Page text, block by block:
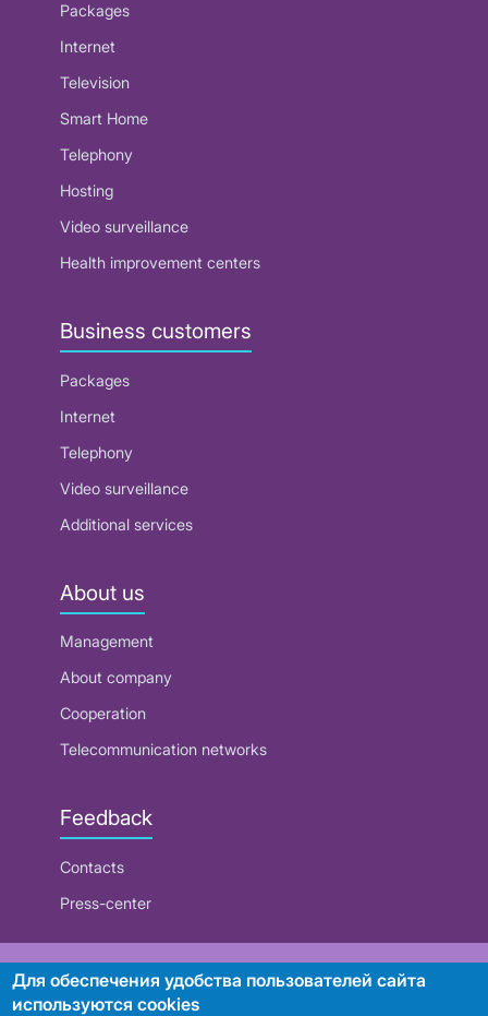
Packages
Internet
Television
Smart Home
Telephony
Hosting
Video surveillance
Health improvement centers
Business customers
Packages
Internet
Telephony
Video surveillance
Additional services
About us
Management
About company
Cooperation
Telecommunication networks
Feedback
Contacts
Press-center
RUE "Beltelecom"
Для обеспечения удобства пользователей сайта
используются cookies